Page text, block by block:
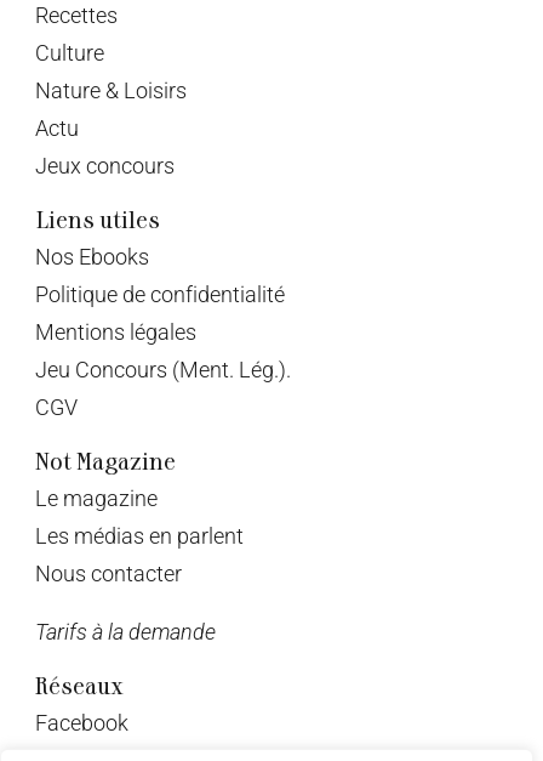
Recettes
Culture
Nature & Loisirs
Actu
Jeux concours
Liens utiles
Nos Ebooks
Politique de confidentialité
Mentions légales
Jeu Concours (Ment. Lég.).
CGV
Not Magazine
Le magazine
Les médias en parlent
Nous contacter
Tarifs à la demande
Réseaux
Facebook